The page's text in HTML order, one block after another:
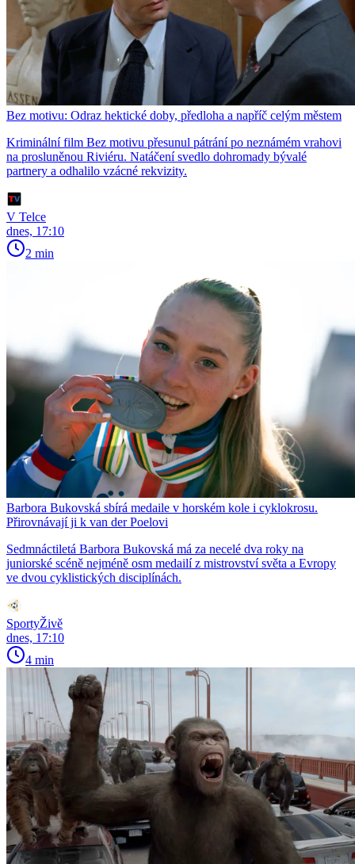
Bez motivu: Odraz hektické doby, předloha a napříč celým městem
Kriminální film Bez motivu přesunul pátrání po neznámém vrahovi
na prosluněnou Riviéru. Natáčení svedlo dohromady bývalé
partnery a odhalilo vzácné rekvizity.
V Telce
dnes, 17:10
2 min
Barbora Bukovská sbírá medaile v horském kole i cyklokrosu.
Přirovnávají ji k van der Poelovi
Sedmnáctiletá Barbora Bukovská má za necelé dva roky na
juniorské scéně nejméně osm medailí z mistrovství světa a Evropy
ve dvou cyklistických disciplínách.
SportyŽivě
dnes, 17:10
4 min